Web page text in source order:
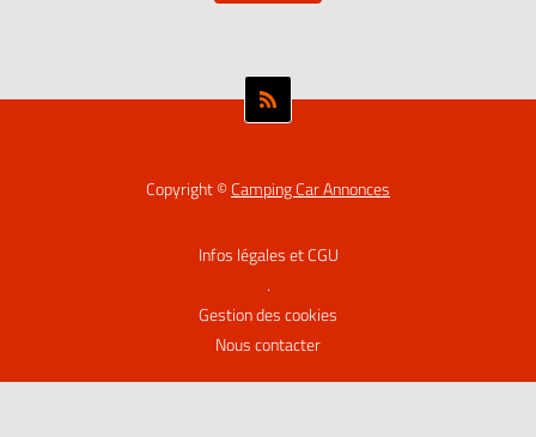
Copyright ©Camping Car Annonces
Infos légales et CGU
.
Gestion des cookies
Nous contacter